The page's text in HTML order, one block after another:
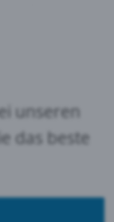
unseren
das beste